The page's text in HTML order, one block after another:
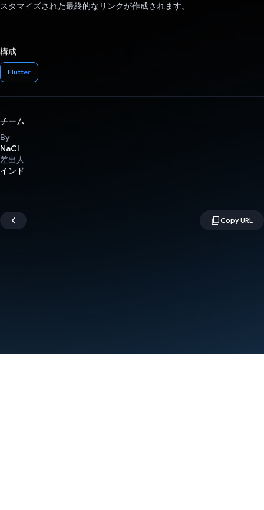
スタマイズされた最終的なリンクが作成されます。
構成
Flutter
チーム
By
NaCl
差出人
インド